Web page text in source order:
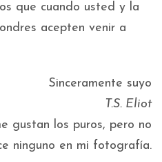
que cuando usted y la
acepten venir a
Sinceramente suyo
T.S. Eliot
gustan los puros, pero no
ninguno en mi fotografía.